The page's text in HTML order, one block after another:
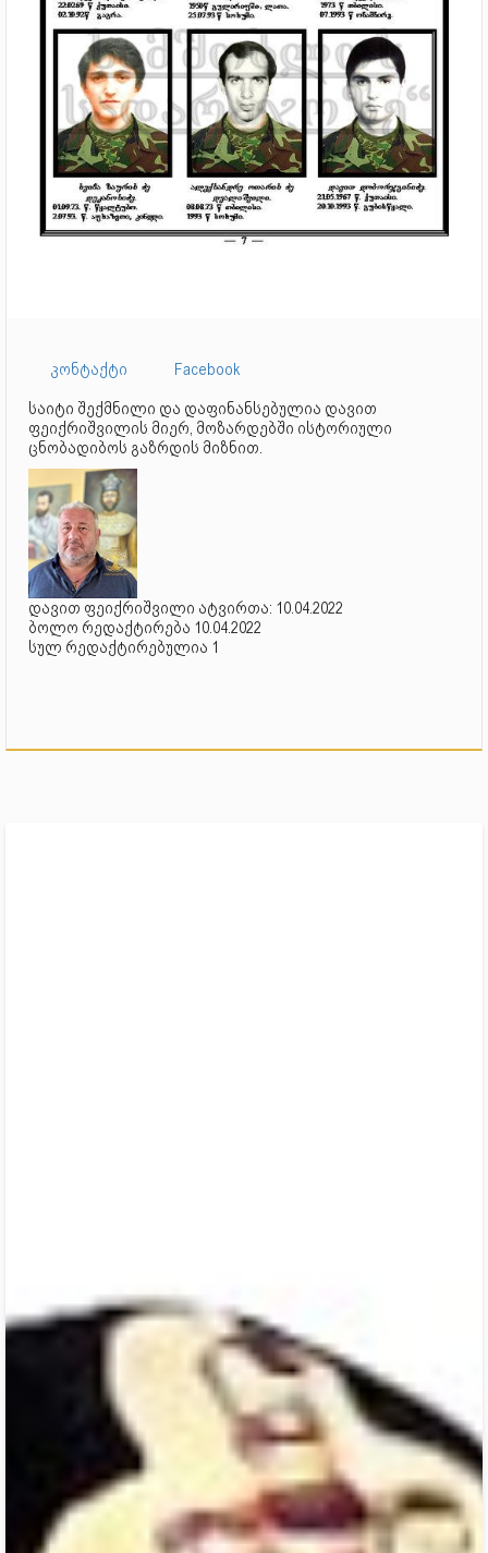
კონტაქტი
Facebook
საიტი შექმნილი და დაფინანსებულია დავით
ფეიქრიშვილის მიერ, მოზარდებში ისტორიული
ცნობადიბოს გაზრდის მიზნით.
დავით ფეიქრიშვილი ატვირთა: 10.04.2022
ბოლო რედაქტირება 10.04.2022
სულ რედაქტირებულია 1